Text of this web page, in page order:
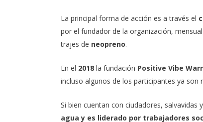
La principal forma de acción es a través el
por el fundador de la organización,
trajes de neopreno.
En el 2018 la fundación Positive Vibe
incluso algunos de los participantes ya
Si bien cuentan con ciudadores, salvavidas
agua y es liderado por trabajadores